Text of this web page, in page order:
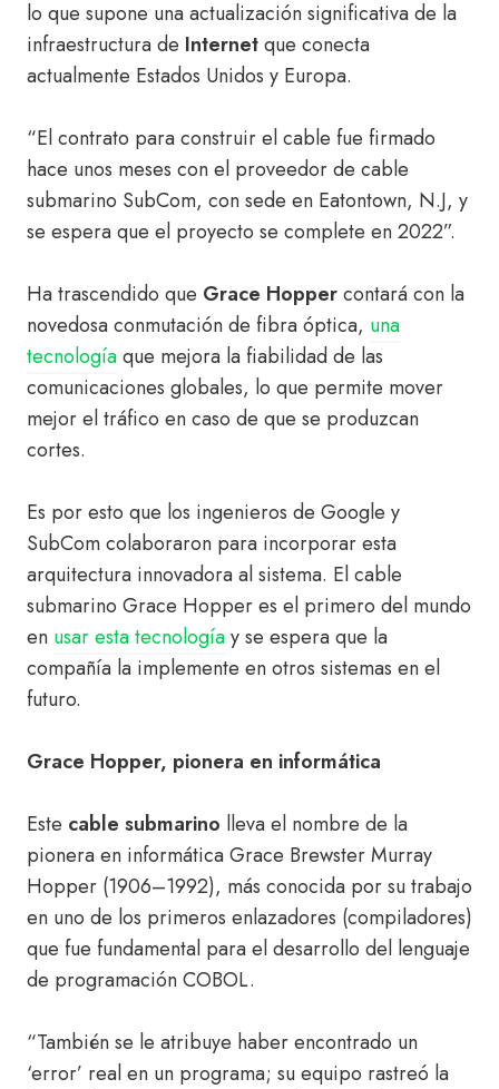
lo que supone una actualización significativa de la
infraestructura de Internetque conecta
actualmente Estados Unidos y Europa.
“El contrato para construir el cable fue firmado
hace unos meses con el proveedor de cable
submarino SubCom, con sede en Eatontown, N.J, y
se espera que el proyecto se complete en 2022”.
Ha trascendido que Grace Hoppercontará con la
novedosa conmutación de fibra óptica, una
tecnologíaque mejora la fiabilidad de las
comunicaciones globales, lo que permite mover
mejor el tráfico en caso de que se produzcan
cortes.
Es por esto que los ingenieros de Google y
SubCom colaboraron para incorporar esta
arquitectura innovadora al sistema. El cable
submarino Grace Hopper es el primero del mundo
en usar esta tecnologíay se espera que la
compañía la implemente en otros sistemas en el
futuro.
Grace Hopper, pionera en informática
Este cable submarino lleva el nombre de la
pionera en informática Grace Brewster Murray
Hopper (1906–1992), más conocida por su trabajo
en uno de los primeros enlazadores (compiladores)
que fue fundamental para el desarrollo del lenguaje
de programación COBOL.
“También se le atribuye haber encontrado un
‘error’ real en un programa; su equipo rastreó la